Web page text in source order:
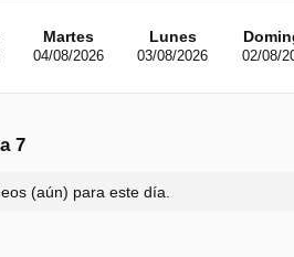
Martes
04/08/2026
Lunes
03/08/2026 02/08/
7
(aún) para este día.